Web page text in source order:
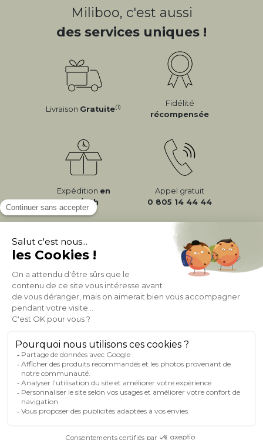
Miliboo, c'est aussi
des services uniques !
Livraison Gratuite(1)
Fidélité
récompensée
Expédition en
24/72h
Appel gratuit
0 805 14 44 44
À PROPOS DE MILIBOO
AIDE & CONTACT